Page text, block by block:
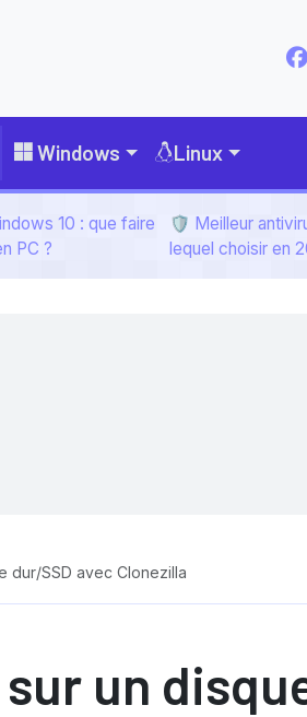
Windows Linux
10 : que faire
PC ?
🛡️ Meilleur
lequel choisir en
dur/SSD avec Clonezilla
un